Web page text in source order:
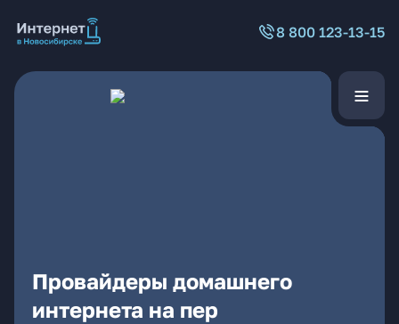
8 800 123-13-15
Провайдеры домашнего
интернета на пер